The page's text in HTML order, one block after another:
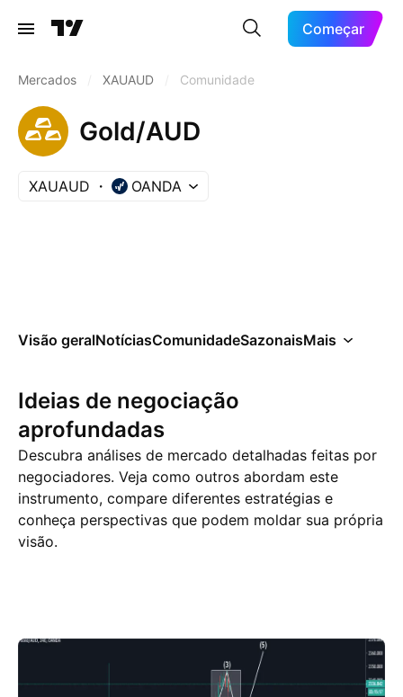
Começar
Mercados XAUAUD Comunidade
Gold/AUD
XAUAUD OANDA
Visão geralNotíciasComunidadeSazonaisMais
Ideias de negociação
aprofundadas
Descubra análises de mercado detalhadas feitas por
negociadores. Veja como outros abordam este
instrumento, compare diferentes estratégias e
conheça perspectivas que podem moldar sua própria
visão.